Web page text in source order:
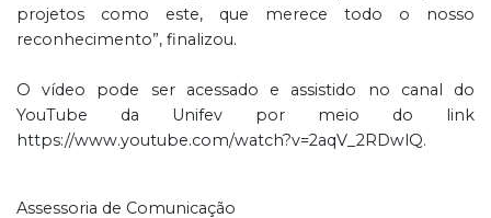
projetos como este, que merece todo o nosso
reconhecimento”, finalizou.
O vídeo pode ser acessado e assistido no canal do
YouTube da Unifev por meio do link
https://www.youtube.com/watch?v=2aqV_2RDwlQ.
Assessoria de Comunicação